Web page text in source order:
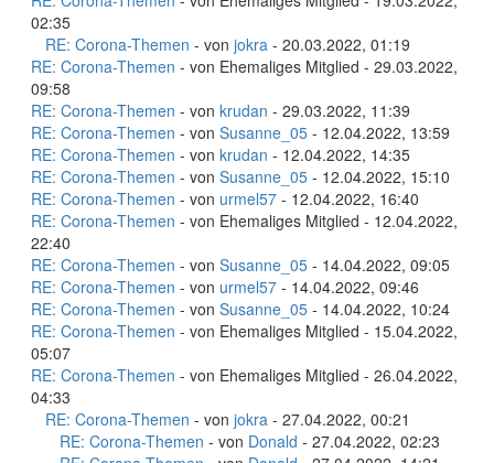
02:35
RE: Corona-Themen - von jokra - 20.03.2022, 01:19
RE: Corona-Themen - von Ehemaliges Mitglied - 29.03.2022,
09:58
RE: Corona-Themen - von krudan - 29.03.2022, 11:39
RE: Corona-Themen - von Susanne_05 - 12.04.2022, 13:59
RE: Corona-Themen - von krudan - 12.04.2022, 14:35
RE: Corona-Themen - von Susanne_05 - 12.04.2022, 15:10
RE: Corona-Themen - von urmel57 - 12.04.2022, 16:40
RE: Corona-Themen - von Ehemaliges Mitglied - 12.04.2022,
22:40
RE: Corona-Themen - von Susanne_05 - 14.04.2022, 09:05
RE: Corona-Themen - von urmel57 - 14.04.2022, 09:46
RE: Corona-Themen - von Susanne_05 - 14.04.2022, 10:24
RE: Corona-Themen - von Ehemaliges Mitglied - 15.04.2022,
05:07
RE: Corona-Themen - von Ehemaliges Mitglied - 26.04.2022,
04:33
RE: Corona-Themen - von jokra - 27.04.2022, 00:21
RE: Corona-Themen - von Donald - 27.04.2022, 02:23